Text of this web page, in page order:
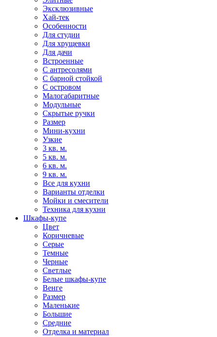
Эксклюзивные
Хай-тек
Особенности
Для студии
Для хрущевки
Для дачи
Встроенные
С антресолями
С барной стойкой
С островом
Малогабаритные
Модульные
Скрытые ручки
Размер
Мини-кухни
Узкие
3 кв. м.
5 кв. м.
6 кв. м.
9 кв. м.
Все для кухни
Варианты отделки
Мойки и смесители
Техника для кухни
Шкафы-купе
Цвет
Коричневые
Серые
Темные
Черные
Светлые
Белые шкафы-купе
Венге
Размер
Маленькие
Большие
Средние
Отделка и материал